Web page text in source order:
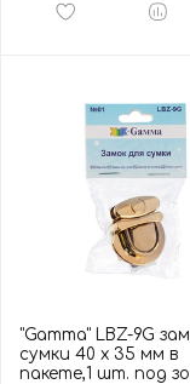
"Gamma" LBZ-9G
сумки 40 х 35 мм в
пакете,1 шт. под